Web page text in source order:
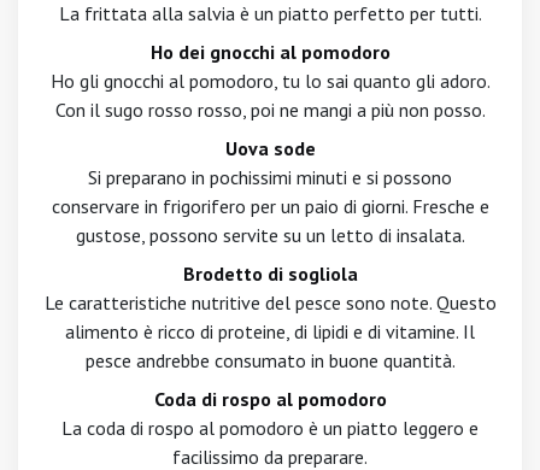
La frittata alla salvia è un piatto perfetto per tutti.
Ho dei gnocchi al pomodoro
Ho gli gnocchi al pomodoro, tu lo sai quanto gli adoro.
Con il sugo rosso rosso, poi ne mangi a più non posso.
Uova sode
Si preparano in pochissimi minuti e si possono
conservare in frigorifero per un paio di giorni. Fresche e
gustose, possono servite su un letto di insalata.
Brodetto di sogliola
Le caratteristiche nutritive del pesce sono note. Questo
alimento è ricco di proteine, di lipidi e di vitamine. Il
pesce andrebbe consumato in buone quantità.
Coda di rospo al pomodoro
La coda di rospo al pomodoro è un piatto leggero e
facilissimo da preparare.